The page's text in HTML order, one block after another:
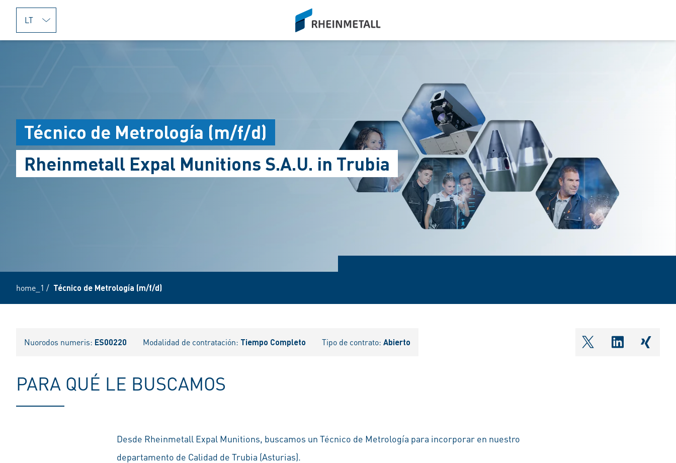
jumpToMain
siteLogo
Técnico de Metrología (m/f/d)
Rheinmetall Expal Munitions S.A.U. in Trubia
home_1 / Técnico de Metrología (m/f/d)
Nuorodos numeris: ES00220 Modalidad de contratación: Tiempo Completo Tipo de contrato: Abierto shareOntwitter
PARA QUÉ LE BUSCAMOS
Desde Rheinmetall Expal Munitions, buscamos un Técnico de Metrología para incorporar en nuestro
departamento de Calidad de Trubia (Asturias).